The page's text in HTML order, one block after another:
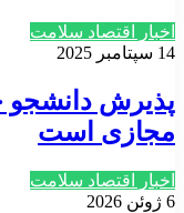
اخبار اقتصاد سلامت
14 سپتامبر 2025
پذیرش دانشجو
مجازی است
اخبار اقتصاد سلامت
6 ژوئن 2026